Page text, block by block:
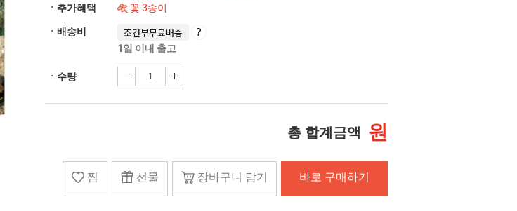
ㆍ추가혜택 꽃 3송이
ㆍ배송비 조건부무료배송
1일 이내 출고
ㆍ수량
총 합계금액 원
찜 선물 장바구니 담기 바로 구매하기